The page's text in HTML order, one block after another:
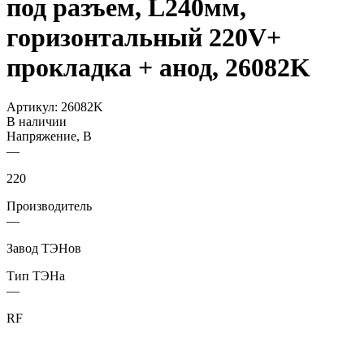
под разъем, L240мм,
горизонтальный 220V+
прокладка + анод, 26082K
Артикул: 26082K
В наличии
Напряжение, В
—
220
Производитель
—
Завод ТЭНов
Тип ТЭНа
—
RF